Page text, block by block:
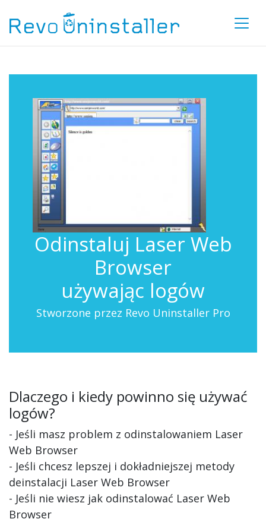
Odinstaluj Laser Web
Browser
używając logów
Stworzone przez Revo Uninstaller Pro
Dlaczego i kiedy powinno się używać
logów?
- Jeśli masz problem z odinstalowaniem Laser
Web Browser
- Jeśli chcesz lepszej i dokładniejszej metody
deinstalacji Laser Web Browser
- Jeśli nie wiesz jak odinstalować Laser Web
Browser